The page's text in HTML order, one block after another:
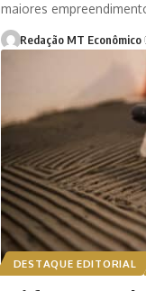
maiores
Redação MT Econômico
DESTAQUE EDITORIAL